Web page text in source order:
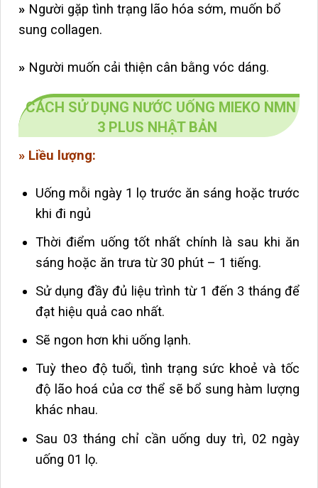
» Người gặp tình trạng lão hóa sớm, muốn bổ
sung collagen.
» Người muốn cải thiện cân bằng vóc dáng.
CÁCH SỬ DỤNG NƯỚC UỐNG MIEKO NMN
3 PLUS NHẬT BẢN
» Liều lượng:
Uống mỗi ngày 1 lọ trước ăn sáng hoặc trước
khi đi ngủ
Thời điểm uống tốt nhất chính là sau khi ăn
sáng hoặc ăn trưa từ 30 phút – 1 tiếng.
Sử dụng đầy đủ liệu trình từ 1 đến 3 tháng để
đạt hiệu quả cao nhất.
Sẽ ngon hơn khi uống lạnh.
Tuỳ theo độ tuổi, tình trạng sức khoẻ và tốc
độ lão hoá của cơ thể sẽ bổ sung hàm lượng
khác nhau.
Sau 03 tháng chỉ cần uống duy trì, 02 ngày
uống 01 lọ.